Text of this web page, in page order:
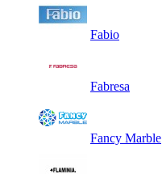
Fabio
Fabresa
Fancy Marble